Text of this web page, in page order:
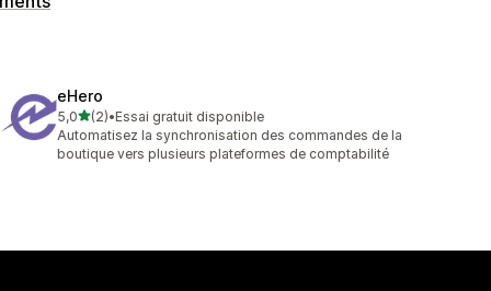
eHero
5,0étoile(s) sur 5
(2)
2 avis au total
•Essai gratuit disponible
Automatisez la synchronisation des commandes de la
boutique vers plusieurs plateformes de comptabilité